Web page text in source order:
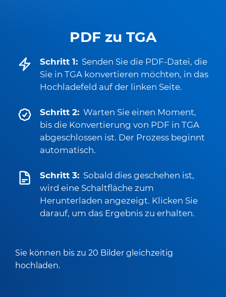
PDF zu TGA
Schritt 1: Senden Sie die PDF-Datei, die
Sie in TGA konvertieren möchten, in das
Hochladefeld auf der linken Seite.
Schritt 2: Warten Sie einen Moment,
bis die Konvertierung von PDF in TGA
abgeschlossen ist. Der Prozess beginnt
automatisch.
Schritt 3: Sobald dies geschehen ist,
wird eine Schaltfläche zum
Herunterladen angezeigt. Klicken Sie
darauf, um das Ergebnis zu erhalten.
Sie können bis zu 20 Bilder gleichzeitig
hochladen.